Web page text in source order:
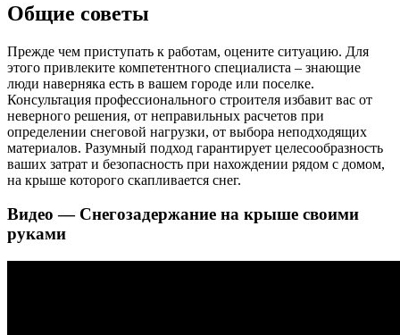
Общие советы
Прежде чем приступать к работам, оцените ситуацию. Для
этого привлеките компетентного специалиста – знающие
люди наверняка есть в вашем городе или поселке.
Консультация профессионального строителя избавит вас от
неверного решения, от неправильных расчетов при
определении снеговой нагрузки, от выбора неподходящих
материалов. Разумный подход гарантирует целесообразность
ваших затрат и безопасность при нахождении рядом с домом,
на крыше которого скапливается снег.
Видео — Снегозадержание на крыше своими
руками